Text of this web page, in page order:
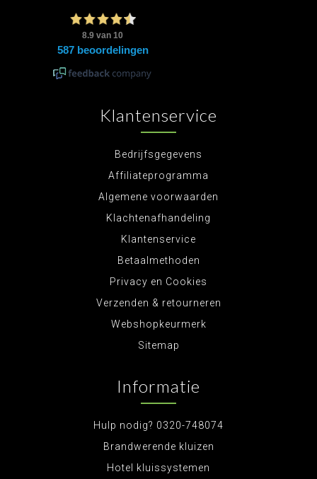
Klantenservice
Bedrijfsgegevens
Affiliateprogramma
Algemene voorwaarden
Klachtenafhandeling
Klantenservice
Betaalmethoden
Privacy en Cookies
Verzenden & retourneren
Webshopkeurmerk
Sitemap
Informatie
Hulp nodig? 0320-748074
Brandwerende kluizen
Hotel kluissystemen